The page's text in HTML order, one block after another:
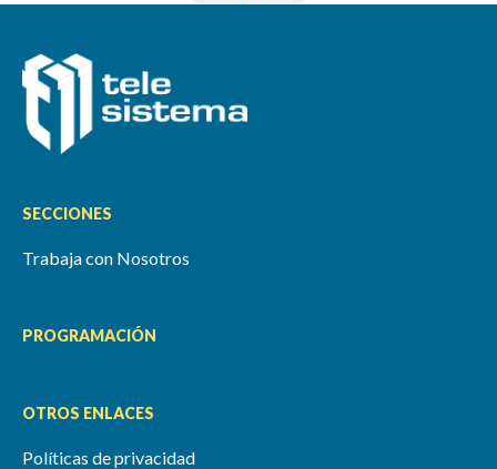
SECCIONES
Trabaja con Nosotros
PROGRAMACIÓN
OTROS ENLACES
Políticas de privacidad